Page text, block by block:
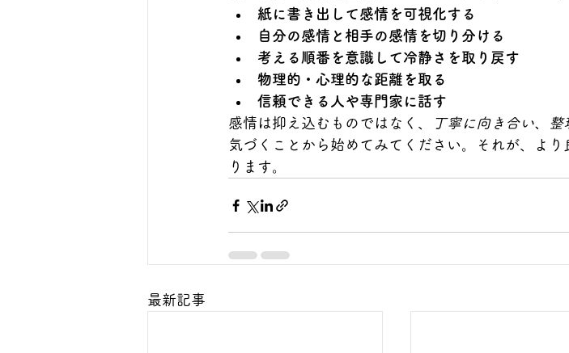
紙に書き出して感情を可視化する
自分の感情と相手の感情を切り分ける
考える順番を意識して冷静さを取り戻す
物理的・心理的な距離を取る
信頼できる人や専門家に話す
感情は抑え込むものではなく、
丁寧に向き合い、整
気づくことから始めてみてください。それが、よ
ります。
最新記事